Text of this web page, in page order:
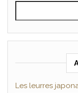
Les leurres